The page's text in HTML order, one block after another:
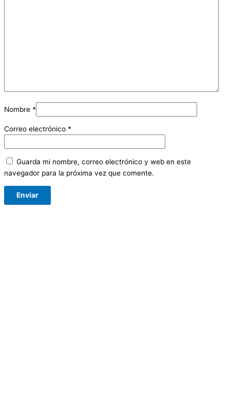
Nombre *
Correo electrónico *
Guarda mi nombre, correo electrónico y web en este
navegador para la próxima vez que comente.